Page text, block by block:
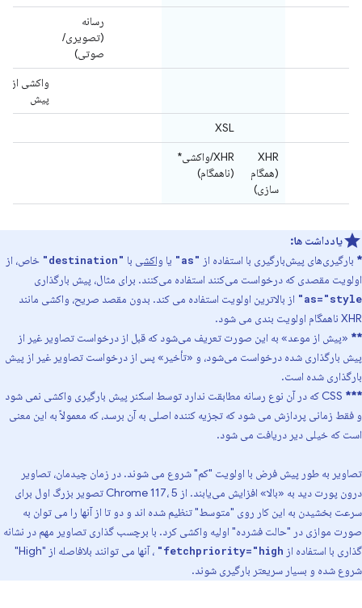
رسانه
(تصویری/
صوتی)
واکشی از
پیش
XSL
XHR
(همگام
سازی)
XHR/واکشی*
(ناهمگام)
یادداشت ها:
* بارگیری‌های پیش‌بارگیری با استفاده از "as" یا واکشی با "destination"
خاص، از
اولویت مقصدی که درخواست می‌کنند استفاده می‌کنند. برای مثال، پیش بارگذاری
as="style"
از بالاترین اولویت استفاده می کند. بدون مقصد صریح، واکشی مانند
XHR ناهمگام اولویت بندی می شود.
** «پیش از موعد» به این صورت تعریف می‌شود که قبل از درخواست تصاویر غیر از
پیش بارگذاری شده درخواست می‌شود، و «تأخیر» پس از درخواست تصاویر غیر از پیش
بارگذاری شده است.
***
CSS که در آن نوع رسانه مطابقت ندارد توسط اسکنر پیش بارگیری واکشی نمی شود
و فقط زمانی پردازش می شود که تجزیه کننده اصلی به آن برسد، که معمولاً به این معنی
است که خیلی دیر دریافت می شود.
تصاویر به طور پیش فرض با اولویت "کم" شروع می شوند. در زمان چیدمان، تصاویر
درون پورت دید به «بالا» افزایش می‌یابند. از Chrome 117، 5 تصویر بزرگ اول برای
سرعت بخشیدن به این کار روی "متوسط" تنظیم شده اند و دو تا از آنها را می توان به
صورت موازی در "حالت فشرده" اولیه واکشی کرد. با برچسب گذاری تصاویر مهم در نشانه
گذاری با استفاده از fetchpriority="high"
، آنها می توانند بلافاصله از "High"
شروع شده و بسیار سریعتر بارگیری شوند.